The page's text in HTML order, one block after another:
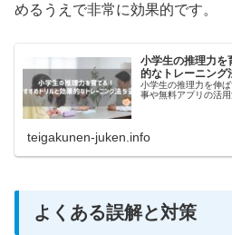
めるうえで非常に効果的です。
小学生の推理力を
的なトレーニング
小学生の推理力を伸
事や無料アプリの活
teigakunen-juken.info
よくある誤解と対策